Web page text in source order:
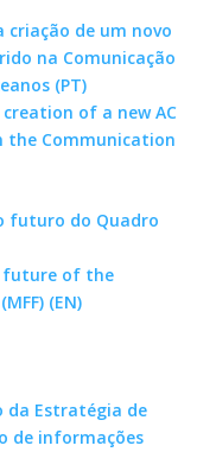
criação de um novo
na Comunicação
(PT)
of a new AC
the Communication
futuro do Quadro
future of the
(EN)
da Estratégia de
de informações